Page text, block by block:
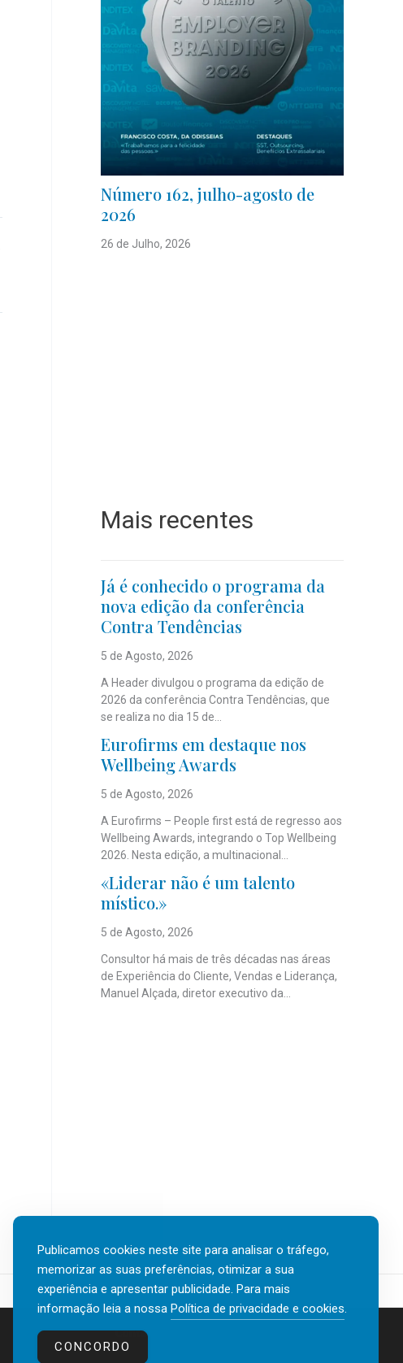
Número 162, julho-agosto de
2026
26 de Julho, 2026
Mais recentes
Já é conhecido o programa da
nova edição da conferência
Contra Tendências
5 de Agosto, 2026
A Header divulgou o programa da edição de
2026 da conferência Contra Tendências, que
se realiza no dia 15 de...
Eurofirms em destaque nos
Wellbeing Awards
5 de Agosto, 2026
A Eurofirms – People first está de regresso aos
Wellbeing Awards, integrando o Top Wellbeing
2026. Nesta edição, a multinacional...
«Liderar não é um talento
místico.»
5 de Agosto, 2026
Consultor há mais de três décadas nas áreas
de Experiência do Cliente, Vendas e Liderança,
Manuel Alçada, diretor executivo da...
Contactos
Publicamos cookies neste site para analisar o tráfego,
memorizar as suas preferências, otimizar a sua
experiência e apresentar publicidade. Para mais
informação leia a nossa Política de privacidade e cookies.
CONCORDO